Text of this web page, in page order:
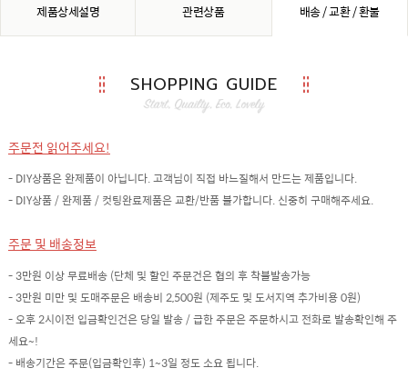
제품상세설명 관련상품 배송 / 교환 / 환불
SHOPPING GUIDE
주문전 읽어주세요!
- DIY상품은 완제품이 아닙니다. 고객님이 직접 바느질해서 만드는 제품입니다.
- DIY상품 / 완제품 / 컷팅완료제품은 교환/반품 불가합니다. 신중히 구매해주세요.
주문 및 배송정보
- 3만원 이상 무료배송 (단체 및 할인 주문건은 협의 후 착불발송가능
- 3만원 미만 및 도매주문은 배송비 2,500원 (제주도 및 도서지역 추가비용 0원)
- 오후 2시이전 입금확인건은 당일 발송 / 급한 주문은 주문하시고 전화로 발송확인해 주
세요~!
- 배송기간은 주문(입금확인후) 1~3일 정도 소요 됩니다.